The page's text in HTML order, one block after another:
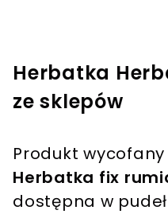
Herbatka
ze sklepów
Produkt
Herbatka fix
dostępna w